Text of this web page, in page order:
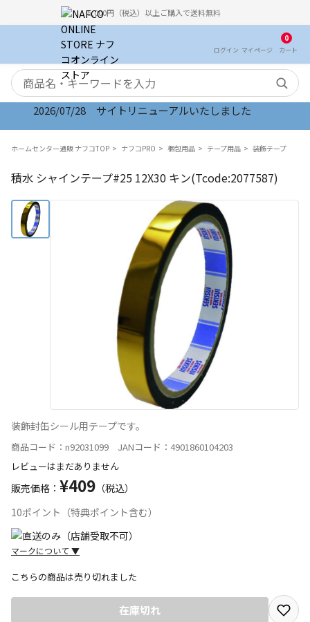
5,000円（税込）以上ご購入で送料無料
ログイン マイ ページ
0
カート
検索キーワード
2026/07/28 サイトリニューアルいたしました
ホームセンター通販 ナフコTOP ナフコPRO 梱包用品 テープ用品 装飾テープ
積水 シャインテープ#25 12X30 キン(Tcode:2077587)
装飾封缶シール用テープです。
商品コード：n92031099 JANコード：4901860104203
レビューはまだありません
販売価格： ¥409 （税込）
10ポイント（特典ポイント含む）
マークについて ▼
宅配や店舗受取を選択できる商品です
こちらの商品は売り切れました
在庫切れ